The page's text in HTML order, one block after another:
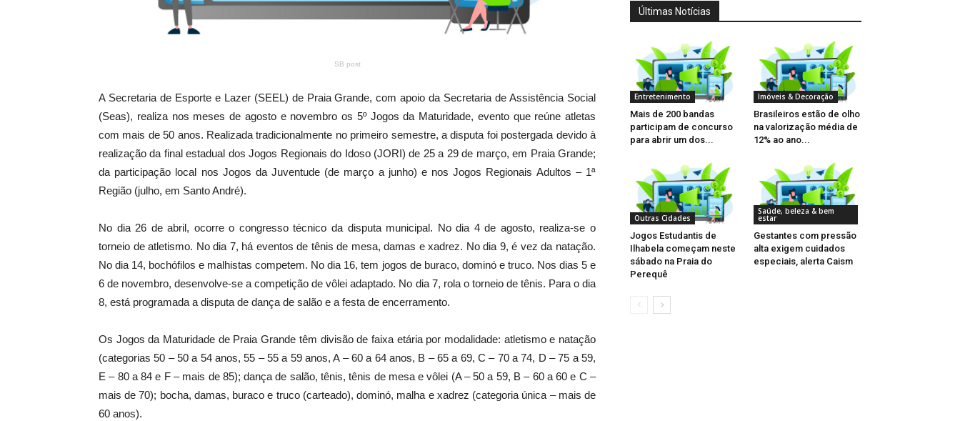
SB post
A Secretaria de Esporte e Lazer (SEEL) de Praia Grande, com apoio da Secretaria de Assistência Social
(Seas), realiza nos meses de agosto e novembro os 5º Jogos da Maturidade, evento que reúne atletas
com mais de 50 anos. Realizada tradicionalmente no primeiro semestre, a disputa foi postergada devido à
realização da final estadual dos Jogos Regionais do Idoso (JORI) de 25 a 29 de março, em Praia Grande;
da participação local nos Jogos da Juventude (de março a junho) e nos Jogos Regionais Adultos – 1ª
Região (julho, em Santo André).
No dia 26 de abril, ocorre o congresso técnico da disputa municipal. No dia 4 de agosto, realiza-se o
torneio de atletismo. No dia 7, há eventos de tênis de mesa, damas e xadrez. No dia 9, é vez da natação.
No dia 14, bochófilos e malhistas competem. No dia 16, tem jogos de buraco, dominó e truco. Nos dias 5 e
6 de novembro, desenvolve-se a competição de vôlei adaptado. No dia 7, rola o torneio de tênis. Para o dia
8, está programada a disputa de dança de salão e a festa de encerramento.
Os Jogos da Maturidade de Praia Grande têm divisão de faixa etária por modalidade: atletismo e natação
(categorias 50 – 50 a 54 anos, 55 – 55 a 59 anos, A – 60 a 64 anos, B – 65 a 69, C – 70 a 74, D – 75 a 59,
E – 80 a 84 e F – mais de 85); dança de salão, tênis, tênis de mesa e vôlei (A – 50 a 59, B – 60 a 60 e C –
mais de 70); bocha, damas, buraco e truco (carteado), dominó, malha e xadrez (categoria única – mais de
60 anos).
Últimas Notícias
Entretenimento
Mais de 200 bandas
participam de concurso
para abrir um dos...
Imóveis & Decoração
Brasileiros estão de olho
na valorização média de
12% ao ano...
Outras Cidades
Jogos Estudantis de
Ilhabela começam neste
sábado na Praia do
Perequê
Saúde, beleza & bem
estar
Gestantes com pressão
alta exigem cuidados
especiais, alerta Caism